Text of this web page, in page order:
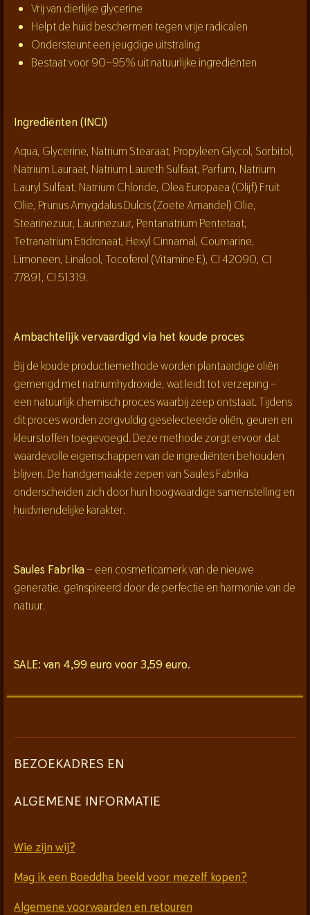
Vrij van dierlijke glycerine
Helpt de huid beschermen tegen vrije radicalen
Ondersteunt een jeugdige uitstraling
Bestaat voor 90–95% uit natuurlijke ingrediënten
Ingrediënten (INCI)
Aqua, Glycerine, Natrium Stearaat, Propyleen Glycol, Sorbitol,
Natrium Lauraat, Natrium Laureth Sulfaat, Parfum, Natrium
Lauryl Sulfaat, Natrium Chloride, Olea Europaea (Olijf) Fruit
Olie, Prunus Amygdalus Dulcis (Zoete Amandel) Olie,
Stearinezuur, Laurinezuur, Pentanatrium Pentetaat,
Tetranatrium Etidronaat, Hexyl Cinnamal, Coumarine,
Limoneen, Linalool, Tocoferol (Vitamine E), CI 42090, CI
77891, CI 51319.
Ambachtelijk vervaardigd via het koude proces
Bij de koude productiemethode worden plantaardige oliën
gemengd met natriumhydroxide, wat leidt tot verzeping –
een natuurlijk chemisch proces waarbij zeep ontstaat. Tijdens
dit proces worden zorgvuldig geselecteerde oliën, geuren en
kleurstoffen toegevoegd. Deze methode zorgt ervoor dat
waardevolle eigenschappen van de ingrediënten behouden
blijven. De handgemaakte zepen van Saules Fabrika
onderscheiden zich door hun hoogwaardige samenstelling en
huidvriendelijke karakter.
Saules Fabrika– een cosmeticamerk van de nieuwe
generatie, geïnspireerd door de perfectie en harmonie van de
natuur.
SALE: van 4,99 euro voor 3,59 euro.
BEZOEKADRES EN
ALGEMENE INFORMATIE
Wie zijn wij?
Mag ik een Boeddha beeld voor mezelf kopen?
Algemene voorwaarden en retouren